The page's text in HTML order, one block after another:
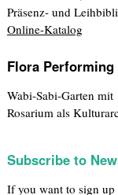
Präsenz- und
Online-Katalog
Flora Performing
Wabi-Sabi-Garten mit
Rosarium als
Subscribe to
If you want to sign up